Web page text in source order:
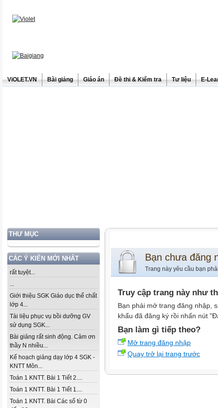
ViOLET.VN Bài giảng Giáo án Đề thi & Kiểm tra Tư liệu E-
THƯ MỤC
CÁC Ý KIẾN MỚI NHẤT
rất tuyệt...
...
Giới thiệu SGK Giáo dục thể chất
lớp 4...
Tài liệu phục vụ bồi dưỡng GV
sử dụng SGK...
Bài giảng rất sinh động. Cảm ơn
thầy N nhiều...
Kế hoạch giảng dạy lớp 4 SGK -
KNTT Môn...
Toán 1 KNTT. Bài 1 Tiết 2....
Toán 1 KNTT. Bài 1 Tiết 1....
Toán 1 KNTT. Bài Các số từ 0
Bạn chưa đăng
Trang này yêu cầu bạn
Truy cập trang này như
Bạn phải mở trang đăng nhập,
khẩu đã đăng ký rồi nhấn nút
Bạn làm gì tiếp theo?
Mở trang đăng nhập
Quay trở lại trang trước